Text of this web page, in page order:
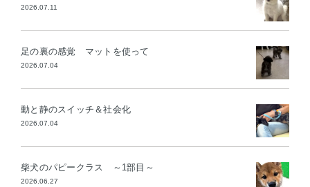
2026.07.11
足の裏の感覚 マットを使って
2026.07.04
動と静のスイッチ＆社会化
2026.07.04
柴犬のパピークラス ～1部目～
2026.06.27